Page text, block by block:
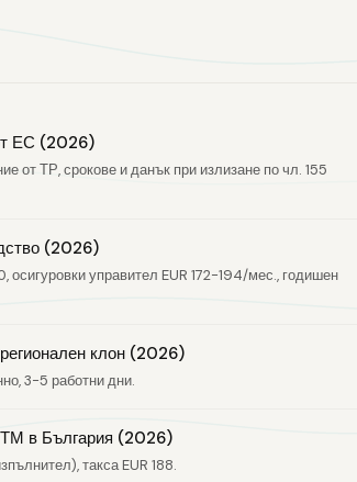
ЕС (2026)
ТР, срокове и данък при излизане по чл. 155
(2026)
управител EUR 172-194/мес., годишен
клон (2026)
3-5 работни дни.
в България (2026)
такса EUR 188.